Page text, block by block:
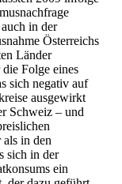
in der
Österreichs
Länder
Folge eines
sich negativ auf
ausgewirkt
Schweiz – und
in den
sich in der
ein